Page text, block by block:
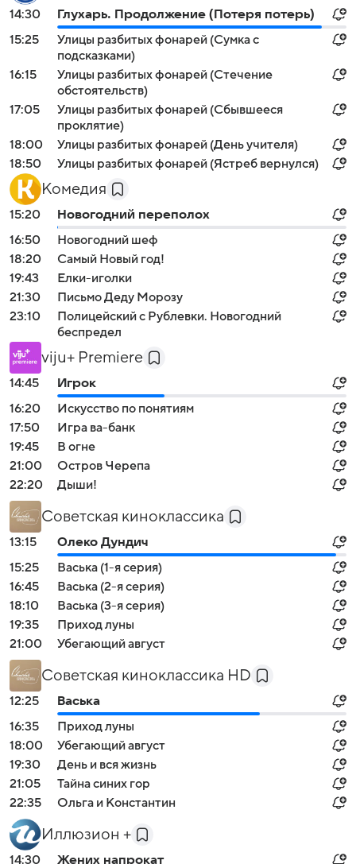
14:30
Глухарь. Продолжение (Потеря потерь)
15:25
Улицы разбитых фонарей (Сумка с
подсказками)
16:15
Улицы разбитых фонарей (Стечение
обстоятельств)
17:05
Улицы разбитых фонарей (Сбывшееся
проклятие)
18:00
Улицы разбитых фонарей (День учителя)
18:50
Улицы разбитых фонарей (Ястреб вернулся)
Комедия
15:20
Новогодний переполох
16:50
Новогодний шеф
18:20
Самый Новый год!
19:43
Елки-иголки
21:30
Письмо Деду Морозу
23:10
Полицейский с Рублевки. Новогодний
беспредел
viju+ Premiere
14:45
Игрок
16:20
Искусство по понятиям
17:50
Игра ва-банк
19:45
В огне
21:00
Остров Черепа
22:20
Дыши!
Советская киноклассика
13:15
Олеко Дундич
15:25
Васька (1-я серия)
16:45
Васька (2-я серия)
18:10
Васька (3-я серия)
19:35
Приход луны
21:00
Убегающий август
Советская киноклассика HD
12:25
Васька
16:35
Приход луны
18:00
Убегающий август
19:30
День и вся жизнь
21:05
Тайна синих гор
22:35
Ольга и Константин
Иллюзион +
14:30 Жених напрокат